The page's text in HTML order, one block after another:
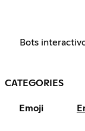
Bots
CATEGORIES
Emoji